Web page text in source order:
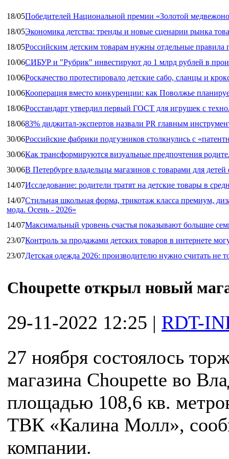
18/05Победителей Национальной премии «Золотой
18/05Экономика детства: тренды и новые сценарии рынка
18/05Российским детским товарам нужны отдельные правила
10/06СИБУР и "Рубрик" инвестируют до 1 млрд рублей в
10/06Роскачество протестировало детские сабо, сланцы и
10/06Кооперация вместо конкуренции: как Поволжье
18/06Росстандарт утвердил первый ГОСТ для игрушек с
18/0683% диджитал‑экспертов назвали PR главным
30/06Российские фабрики подгузников столкнулись с
30/06Как трансформируются визуальные предпочтения
30/06В Петербурге владельцы магазинов с товарами для
14/07Исследование: родители тратят на детские товары в
14/07Стильная школьная форма, трикотаж класса премиум,
мода. Осень - 2026»
14/07Максимальный уровень счастья показывают большие
23/07Контроль за продажами детских товаров в интернете
23/07Детская одежда 2026: производителю нужно считать не
Choupette открыл новый
29-11-2022 12:25 | RDT-
27 ноября состоялось
магазина Choupette во
площадью 108,6 кв.
ТВК «Калина Молл»,
компании.